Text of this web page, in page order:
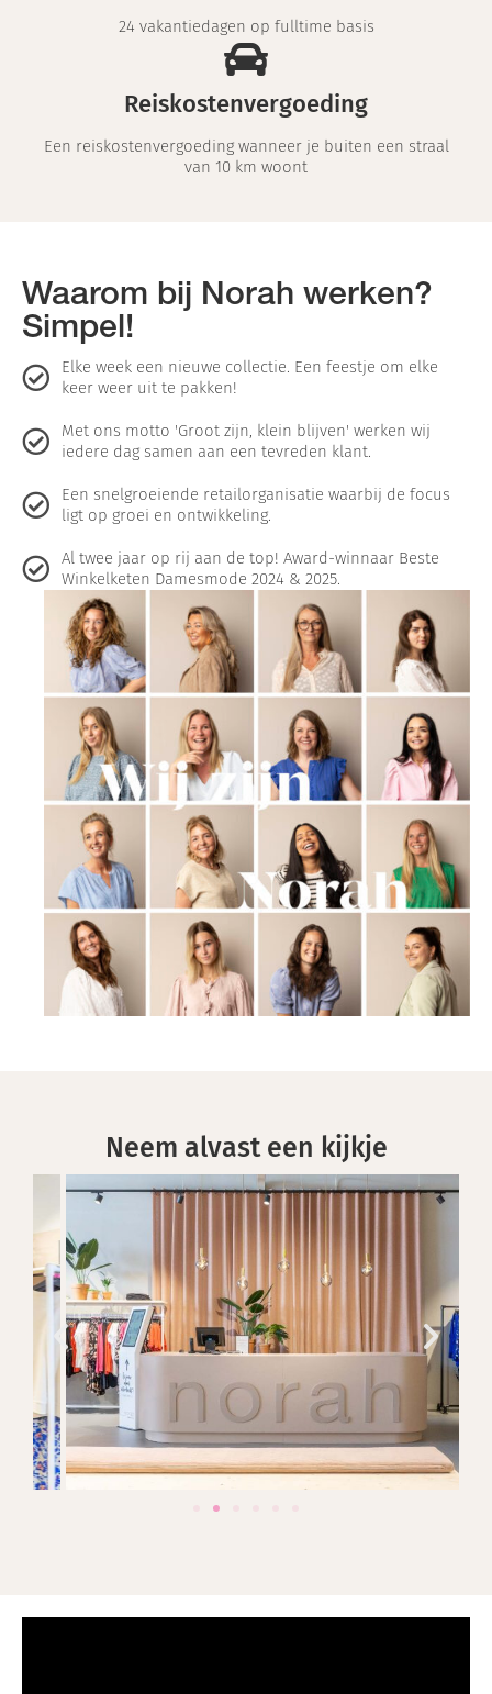
24 vakantiedagen op fulltime basis
Reiskostenvergoeding
Een reiskostenvergoeding wanneer je buiten een straal
van 10 km woont
Waarom bij Norah werken?
Simpel!
Elke week een nieuwe collectie. Een feestje om elke
keer weer uit te pakken!
Met ons motto 'Groot zijn, klein blijven' werken wij
iedere dag samen aan een tevreden klant.
Een snelgroeiende retailorganisatie waarbij de focus
ligt op groei en ontwikkeling.
Al twee jaar op rij aan de top! Award-winnaar Beste
Winkelketen Damesmode 2024 & 2025.
Neem alvast een kijkje